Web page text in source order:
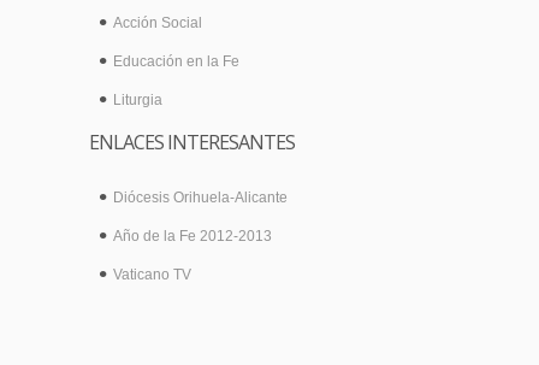
Acción Social
Educación en la Fe
Liturgia
ENLACES INTERESANTES
Diócesis Orihuela-Alicante
Año de la Fe 2012-2013
Vaticano TV